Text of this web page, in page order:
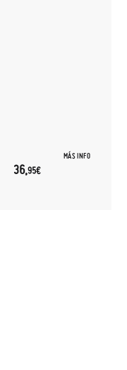
MÁS INFO
36,95€